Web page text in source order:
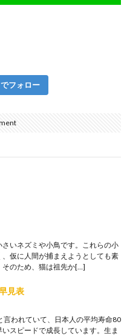
フォロー
いネズミや小鳥です。これらの小
仮に人間が捕まえようとしても素
のため、猫は祖先か[…]
見表
言われていて、日本人の平均寿命80
スピードで成長しています。生ま